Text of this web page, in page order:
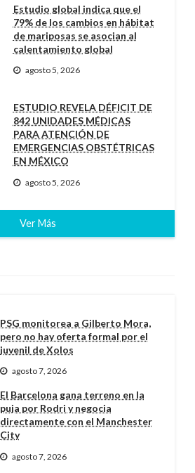
Estudio global indica que el
79% de los cambios en hábitat
de mariposas se asocian al
calentamiento global
agosto 5, 2026
ESTUDIO REVELA DÉFICIT DE
842 UNIDADES MÉDICAS
PARA ATENCIÓN DE
EMERGENCIAS OBSTÉTRICAS
EN MÉXICO
agosto 5, 2026
Ver Más
PSG monitorea a Gilberto Mora,
pero no hay oferta formal por el
juvenil de Xolos
agosto 7, 2026
El Barcelona gana terreno en la
puja por Rodri y negocia
directamente con el Manchester
City
agosto 7, 2026